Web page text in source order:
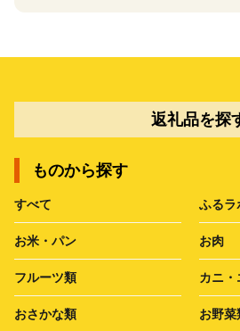
返礼品を探
ものから探す
すべて ふるラ
お米・パン お肉
フルーツ類 カニ・
おさかな類 お野菜